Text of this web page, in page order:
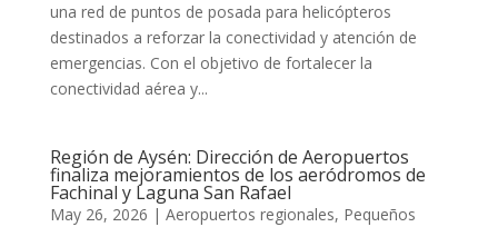
una red de puntos de posada para helicópteros
destinados a reforzar la conectividad y atención de
emergencias. Con el objetivo de fortalecer la
conectividad aérea y...
Región de Aysén: Dirección de Aeropuertos
finaliza mejoramientos de los aeródromos de
Fachinal y Laguna San Rafael
May 26, 2026 | Aeropuertos regionales, Pequeños